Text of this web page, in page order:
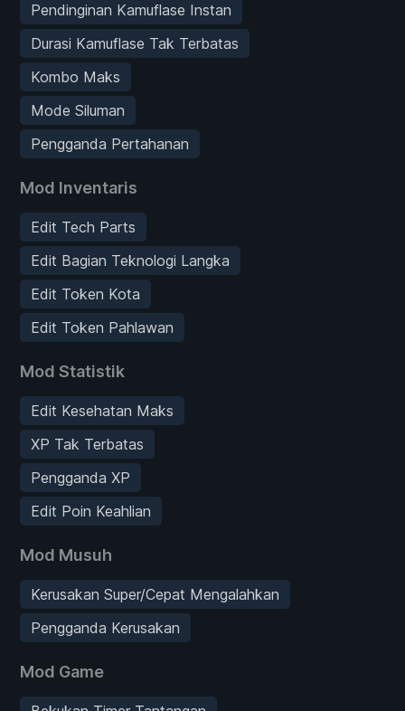
Pendinginan Kamuflase Instan
Durasi Kamuflase Tak Terbatas
Kombo Maks
Mode Siluman
Pengganda Pertahanan
Mod Inventaris
Edit Tech Parts
Edit Bagian Teknologi Langka
Edit Token Kota
Edit Token Pahlawan
Mod Statistik
Edit Kesehatan Maks
XP Tak Terbatas
Pengganda XP
Edit Poin Keahlian
Mod Musuh
Kerusakan Super/Cepat Mengalahkan
Pengganda Kerusakan
Mod Game